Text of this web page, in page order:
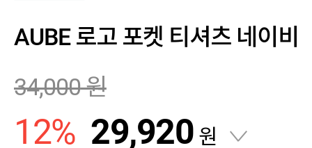
AUBE 로고 포켓 티셔츠 네이비
34,000원
12% 29,920 원